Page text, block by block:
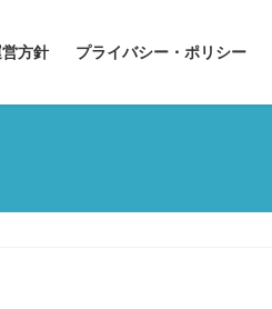
方針 プライバシー・ポリシー